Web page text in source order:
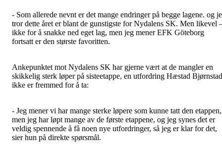
- Som allerede nevnt er det mange endringer på begge lagene. og
tror dette året er blant de gunstigste for Nydalens SK. Men likevel
ikke for å snakke ned eget lag, men jeg mener EFK Göteborg
fortsatt er den største favoritten.
Ankepunktet mot Nydalens SK har gjerne vært at de mangler en
skikkelig sterk løper på sisteetappe, en utfordring Hæstad Bjørnstad
ikke er fremmed for å ta:
- Jeg mener vi har mange sterke løpere som kunne tatt den etappen,
men jeg har løpt mange av de første etappene, og jeg synes det er
veldig spennende å få noen nye utfordringer, så jeg er klar for det,
sier hun på direkte spørsmål.